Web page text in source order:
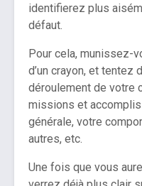
identifierez plus
défaut.
Pour cela, munissez-
d’un crayon, et tentez
déroulement de votre
missions et
générale, votre
autres, etc.
Une fois que vous